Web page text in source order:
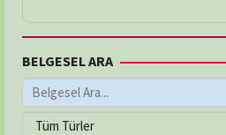
BELGESEL ARA